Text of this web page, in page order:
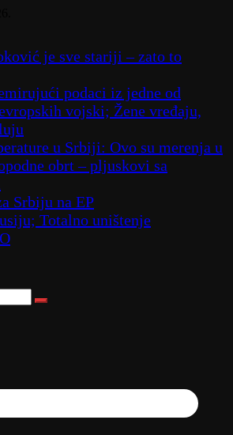
je sve stariji – zato to
podaci iz jedne od
vojski; Žene vređaju,
u Srbiji: Ovo su merenja u
obrt – pljuskovi sa
Srbiju na EP
Totalno uništenje